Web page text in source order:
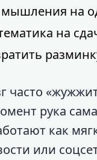
мышления на
на
часто
рука
как
или